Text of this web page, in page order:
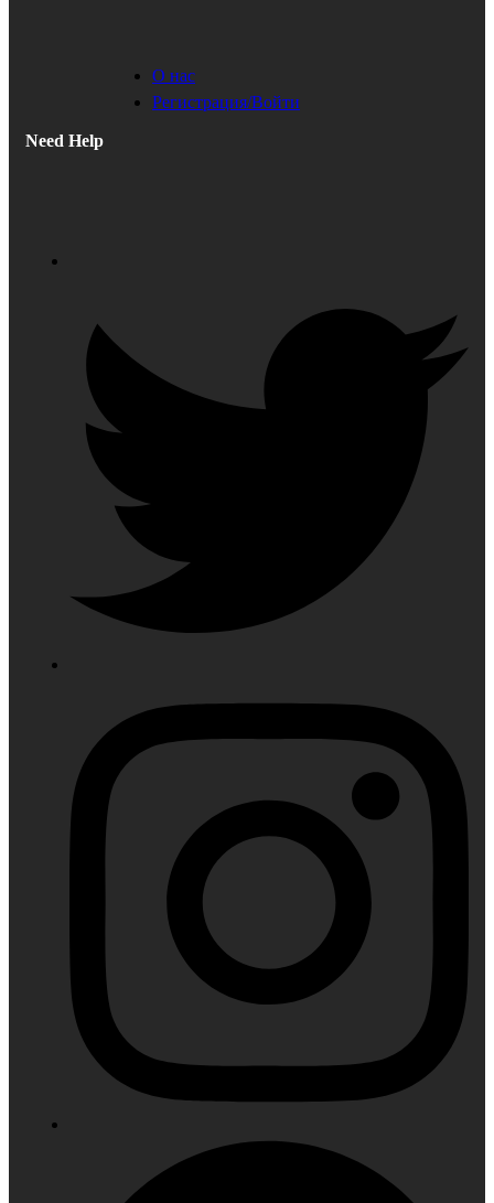
О нас
Регистрация/Войти
Need Help